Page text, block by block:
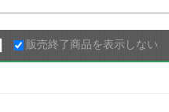
販売終了商品を表示しない